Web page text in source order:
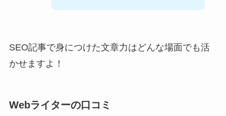
SEO記事で身につけた文章力はどんな場面でも活
かせますよ！
Webライターの口コミ